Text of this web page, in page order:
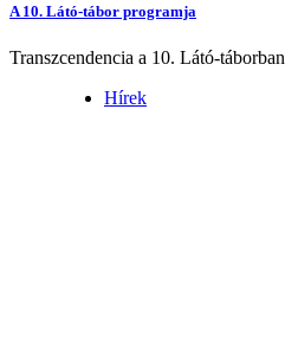
A 10. Látó-tábor programja
Transzcendencia a 10. Látó-táborban
Hírek